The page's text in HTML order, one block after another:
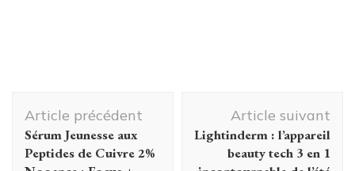
d'article
Article précédent
Sérum Jeunesse aux
Peptides de Cuivre 2%
Article suivant
Lightinderm : l’appareil
beauty tech 3 en 1